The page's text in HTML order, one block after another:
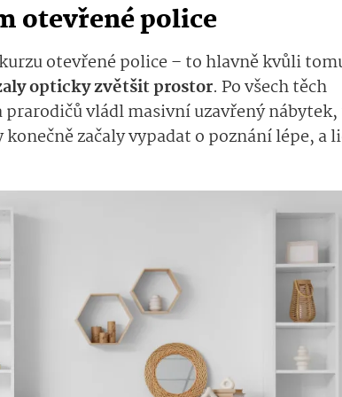
otevřené police
otevřené police – to hlavně kvůli
opticky zvětšit prostor. Po všech těch
prarodičů vládl masivní uzavřený
začaly vypadat o poznání lépe, a